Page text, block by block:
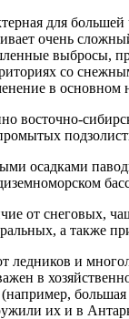
для
очень
выбросы,
со
в
восточно-
осадками
от снеговых,
а также
ледников и
в
их и в